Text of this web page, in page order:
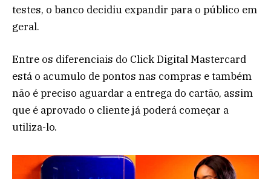
testes, o banco decidiu expandir para o público em
geral.
Entre os diferenciais do Click Digital Mastercard
está o acumulo de pontos nas compras e também
não é preciso aguardar a entrega do cartão, assim
que é aprovado o cliente já poderá começar a
utiliza-lo.